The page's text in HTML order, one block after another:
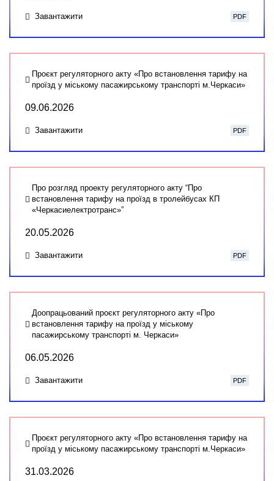
Завантажити PDF
Проєкт регуляторного акту «Про встановлення тарифу на
проїзд у міському пасажирському транспорті м.Черкаси»
09.06.2026
Завантажити PDF
Про розгляд проекту регуляторного акту “Про
встановлення тарифу на проїзд в тролейбусах КП
«Черкасиелектротранс»”
20.05.2026
Завантажити PDF
Доопрацьований проєкт регуляторного акту «Про
встановлення тарифу на проїзд у міському
пасажирському транспорті м. Черкаси»
06.05.2026
Завантажити PDF
Проєкт регуляторного акту «Про встановлення тарифу на
проїзд у міському пасажирському транспорті м.Черкаси»
31.03.2026